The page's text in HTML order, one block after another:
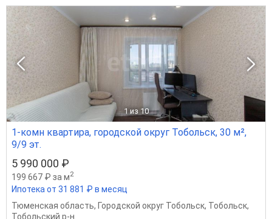
1 из 10
1-комн квартира, городской округ Тобольск, 30 м²,
9/9 эт.
5 990 000 ₽
199 667 ₽ за м2
Ипотека от 31 881 ₽ в месяц
Тюменская область, Городской округ Тобольск, Тобольск,
Тобольский р-н